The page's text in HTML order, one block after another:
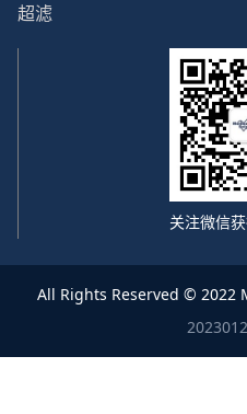
超滤
关注微信
All Rights Reserved © 2022